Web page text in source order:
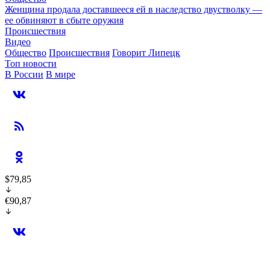
Женщина продала доставшееся ей в наследство двустволку —
ее обвиняют в сбыте оружия
Происшествия
Видео
Общество Происшествия Говорит Липецк
Топ новости
В России В мире
$79,85
€90,87